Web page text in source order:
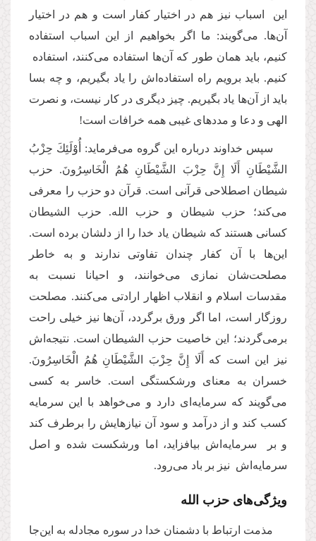
این اسباب نیز هم در اختیار کفار است و هم در اختیار
آن‌ها. می‌گویند: ما اگر بخواهیم از این اسباب استفاده
کنیم، باید همان طور که آن‌ها استفاده می‌کنند، استفاده
کنیم. باید برویم راه استفاده‌اش را یاد بگیریم، و چه بسا
باید از آن‌ها یاد بگیریم. چیز دیگری در کار نیست، و نصرت
الهی و دعا و مددهای غیبی همه خرافات است!
سپس خداوند درباره این گروه می‌فرماید: أُوْلَئِكَ حِزْبُ
الشَّیْطَانِ أَلَا إِنَّ حِزْبَ الشَّیْطَانِ هُمُ الْخَاسِرُونَ. حزب
شیطان اصطلاحی قرآنی است. قرآن دو حزب را معرفی
می‌کند؛ حزب شیطان و حزب‌ الله. حزب الشیطان
کسانی هستند که شیطان یاد خدا را از دلشان برده است.
این‌ها با آن کفار چندان تفاوتی ندارند و به خاطر
مصلحت‌شان نمازی می‌خوانند، و احیانا نسبت به
مقدسات اسلام و انقلاب اظهار ارادتی می‌کنند. مصلحت
روزگار است، اما اگر ورق برگردد، آن‌ها نیز خیلی راحت
برمی‌گردند؛ این خاصیت حزب الشیطان است. نتیجه‌اش
نیز این است که أَلَا إِنَّ حِزْبَ الشَّیْطَانِ هُمُ الْخَاسِرُونَ.
خسران به معنای ورشکستگی است. خاسر به کسی
می‌گویند که سرمایه‌ای دارد و می‌خواهد با این سرمایه‌
کسب کند و از درآمد و سود آن نیازهایش را برطرف کند
و بر سرمایه‌اش بیافزاید، اما ورشکست شده و اصل
سرمایه‌اش نیز بر باد می‌رود.
ویژگی‌های حزب الله
مذمت ارتباط با دشمنان خدا در سوره مجادله به این‌جا